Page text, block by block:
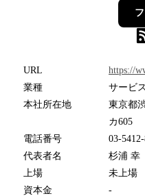
URL
https://
業種
サービ
本社所在地
東京都
カ605
電話番号
03-
代表者名
杉浦 幸
上場
未上場
資本金
-